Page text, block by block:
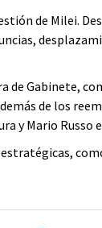
de Milei.
de Gabinete,
de los
y Mario Russo
estratégicas,